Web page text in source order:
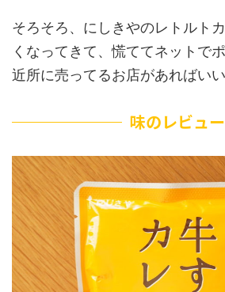
そろそろ、にしきやのレトルト
くなってきて、慌ててネットで
近所に売ってるお店があればい
味のレビュー